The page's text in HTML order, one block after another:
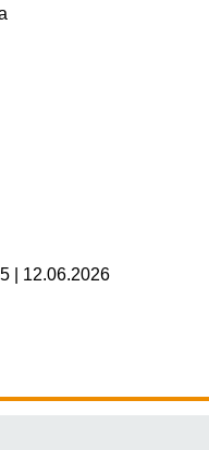
12.06.2026